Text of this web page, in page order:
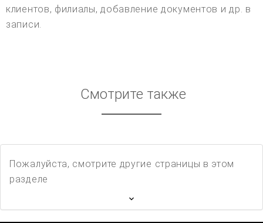
клиентов, филиалы, добавление документов и др. в
записи.
Смотрите также
Пожалуйста, смотрите другие страницы в этом
разделе